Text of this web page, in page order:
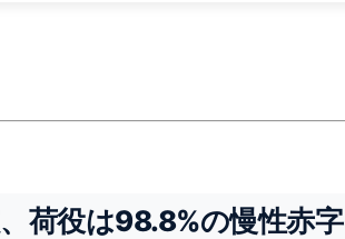
荷役は98.8%の慢性赤字